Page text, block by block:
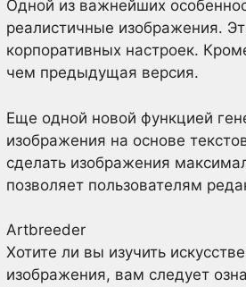
Одной из важнейших
реалистичные изображения.
корпоративных настроек.
чем предыдущая версия.
Еще одной новой функцией
изображения на основе
сделать изображения
позволяет пользователям
Artbreeder
Хотите ли вы изучить
изображения, вам следует